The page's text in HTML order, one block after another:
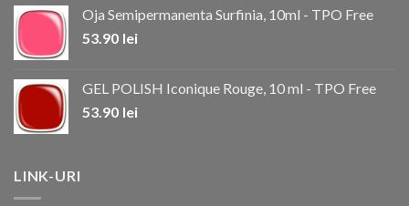
Oja Semipermanenta Surfinia, 10ml - TPO Free
53.90 lei
GEL POLISH Iconique Rouge, 10 ml - TPO Free
53.90 lei
LINK-URI